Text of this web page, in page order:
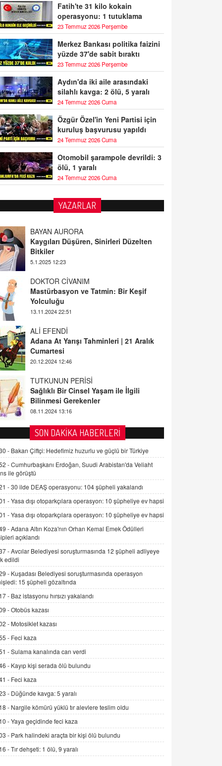
Fatih'te 31 kilo kokain
operasyonu: 1 tutuklama
23 Temmuz 2026 Perşembe
Merkez Bankası politika faizini
yüzde 37'de sabit bıraktı
23 Temmuz 2026 Perşembe
Aydın'da iki aile arasındaki
silahlı kavga: 2 ölü, 5 yaralı
24 Temmuz 2026 Cuma
Özgür Özel'in Yeni Partisi için
kuruluş başvurusu yapıldı
24 Temmuz 2026 Cuma
Otomobil şarampole devrildi: 3
ölü, 1 yaralı
24 Temmuz 2026 Cuma
YAZARLAR
BAYAN AURORA
Kaygıları Düşüren, Sinirleri Düzelten
Bitkiler
5.1.2025 12:23
DOKTOR CİVANIM
Mastürbasyon ve Tatmin: Bir Keşif
Yolculuğu
13.11.2024 22:51
ALİ EFENDİ
Adana At Yarışı Tahminleri | 21 Aralık
Cumartesi
20.12.2024 12:46
TUTKUNUN PERİSİ
Sağlıklı Bir Cinsel Yaşam ile İlgili
Bilinmesi Gerekenler
08.11.2024 13:16
FARUK ÖNALAN
Tezkere Onaylanmasaydı…
2 Kasım 2021 Salı 00:11
AV. DOĞAN CAN DOĞAN
Kişisel verilerin korunması ve dijital
hukukun gelişimi
15.09.2025 16:17
SEHER EREK
Kış Ayları Geldi, Hangi Önlemler
Alınmalı?
9.12.2025 10:11
İNCİ GÜL AKÖL
Trump Keşke Adana'yı da Ziyaret Etse...
06.07.2026 13:00
ADEM AKÖL
Esed Destekçilerinin Yüzüne Vurulan
Şamar: Sednaya
11.12.2024 12:30
DR. EKREM ASLAN
Gerçek Ne, Algı Ne? "Beraber
Yürüyoruz" Cümlesinin Peşinden
19.07.2025 12:45
GÖNÜL MENEKŞE
Şifacının Yolu
04.11.2025 12:56
SON DAKİKA HABERLERİ
- Bakan Çiftçi: Hedefimiz huzurlu ve güçlü bir Türkiye
-Cumhurbaşkanı Erdoğan, Suudi Arabistan'da Veliaht
ile görüştü
-30 ilde DEAŞ operasyonu: 104 şüpheli yakalandı
-Yasa dışı otoparkçılara operasyon: 10 şüpheliye ev hapsi
-Yasa dışı otoparkçılara operasyon: 10 şüpheliye ev hapsi
-Adana Altın Koza'nın Orhan Kemal Emek Ödülleri
açıklandı
-Avcılar Belediyesi soruşturmasında 12 şüpheli adliyeye
edildi
- Kuşadası Belediyesi soruşturmasında operasyon
15 şüpheli gözaltında
- Baz istasyonu hırsızı yakalandı
-Otobüs kazası
- Motosiklet kazası
- Feci kaza
-Sulama kanalında can verdi
- Kayıp kişi serada ölü bulundu
- Feci kaza
- Düğünde kavga: 5 yaralı
- Nargile kömürü yüklü tır alevlere teslim oldu
-Yaya geçidinde feci kaza
- Park halindeki araçta bir kişi ölü bulundu
-Tır dehşeti: 1 ölü, 9 yaralı